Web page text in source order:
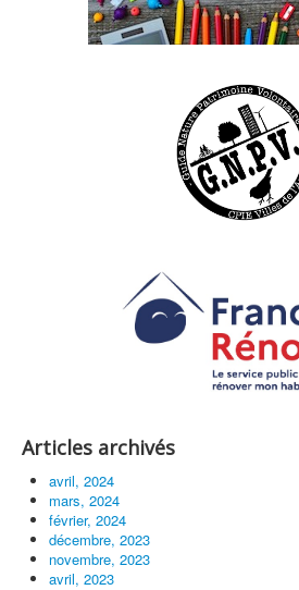
Articles archivés
avril, 2024
mars, 2024
février, 2024
décembre, 2023
novembre, 2023
avril, 2023